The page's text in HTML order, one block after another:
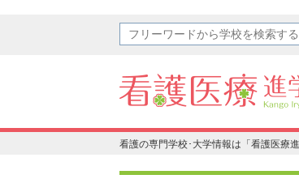
看護の専門学校･大学情報は「看護医療進